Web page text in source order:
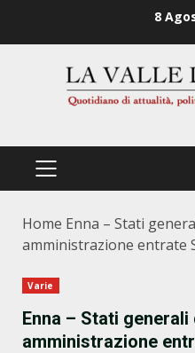
8
PRIMÄRES
Home Enna – Stati
amministrazione entrate
Varie
Enna – Stati generali
amministrazione